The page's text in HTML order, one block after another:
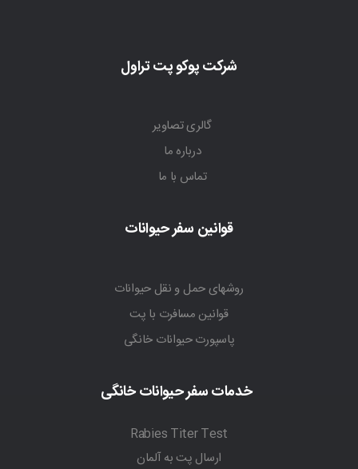
شرکت پوکو پت تراول
گالری تصاویر
درباره ما
تماس با ما
قوانین سفر حیوانات
روشهای حمل و نقل حیوانات
قوانین مسافرت با پت
پاسپورت حیوانات خانگی
خدمات سفر حیوانات خانگی
Rabies Titer Test
ارسال پت به آلمان